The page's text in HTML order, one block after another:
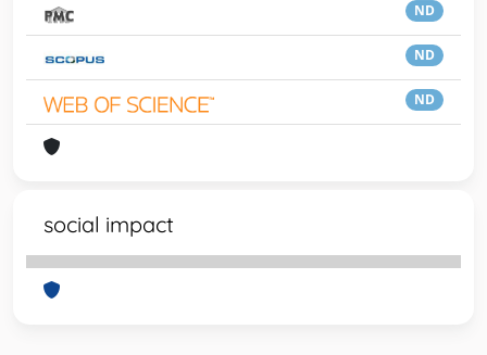
ND
ND
ND
social impact